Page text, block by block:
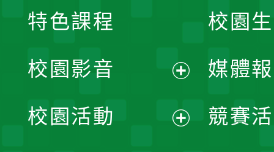
校園
媒體
競賽
特色課程
校園影音
開
校園活動